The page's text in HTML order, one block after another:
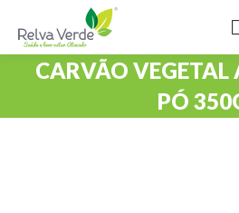
CARVÃO
PÓ